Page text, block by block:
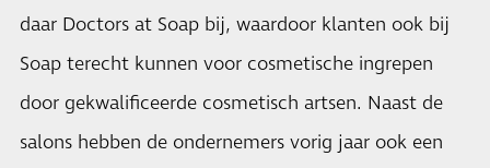
daar Doctors at Soap bij, waardoor klanten ook bij
Soap terecht kunnen voor cosmetische ingrepen
door gekwalificeerde cosmetisch artsen. Naast de
salons hebben de ondernemers vorig jaar ook een